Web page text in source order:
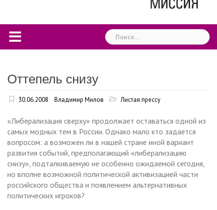
Найти:
Оттепель снизу
30.06.2008 Владимир Милов Листая прессу
«Либерализация сверху» продолжает оставаться одной из
самых модных тем в России. Однако мало кто задается
вопросом: а возможен ли в нашей стране иной вариант
развития событий, предполагающий «либерализацию
снизу», подталкиваемую не особенно ожидаемой сегодня,
но вполне возможной политической активизацией части
российского общества и появлением альтернативных
политических игроков?